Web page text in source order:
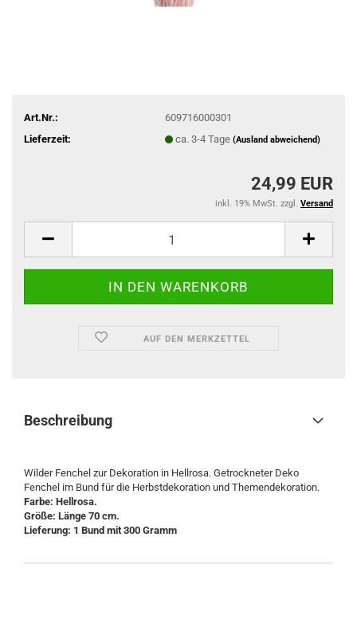
Art.Nr.:
609716000301
Lieferzeit:
ca. 3-4 Tage (Ausland abweichend)
24,99 EUR
inkl. 19% MwSt. zzgl. Versand
AUF DEN MERKZETTEL
Beschreibung
Wilder Fenchel zur Dekoration in Hellrosa. Getrockneter Deko
Fenchel im Bund für die Herbstdekoration und Themendekoration.
Farbe: Hellrosa.
Größe: Länge 70 cm.
Lieferung: 1 Bund mit 300 Gramm